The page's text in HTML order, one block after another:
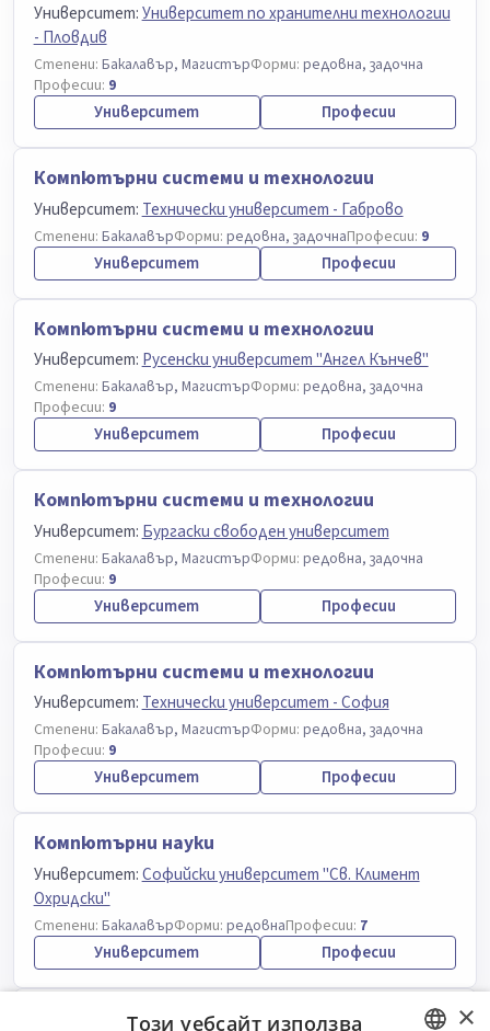
Университет:Университет по хранителни технологии
- Пловдив
Степени: Бакалавър, МагистърФорми: редовна, задочна
Професии: 9
Университет Професии
Компютърни системи и технологии
Университет: Технически университет - Габрово
Степени: БакалавърФорми: редовна, задочнаПрофесии: 9
Университет Професии
Компютърни системи и технологии
Университет: Русенски университет "Ангел Кънчев"
Степени: Бакалавър, МагистърФорми: редовна, задочна
Професии: 9
Университет Професии
Компютърни системи и технологии
Университет: Бургаски свободен университет
Степени: Бакалавър, МагистърФорми: редовна, задочна
Професии: 9
Университет Професии
Компютърни системи и технологии
Университет: Технически университет - София
Степени: Бакалавър, МагистърФорми: редовна, задочна
Професии: 9
Университет Професии
Компютърни науки
Университет:Софийски университет "Св. Климент
Охридски"
Степени: БакалавърФорми: редовнаПрофесии: 7
Университет Професии
Инфроматика и компютърни науки ×
Този уебсайт използва